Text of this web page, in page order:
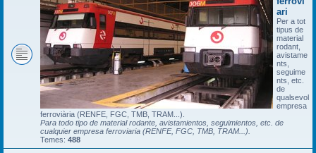
ari
Per a tot
tipus de
material
rodant,
avistame
nts,
seguime
nts, etc.
de
qualsevol
empresa
ferroviària (RENFE, FGC, TMB, TRAM...).
Para todo tipo de material rodante, avistamientos, seguimientos, etc. de
cualquier empresa ferroviaria (RENFE, FGC, TMB, TRAM...).
Temes: 488